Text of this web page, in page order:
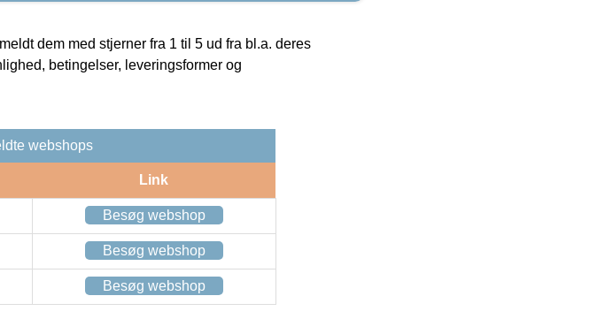
dem med stjerner fra 1 til 5 ud fra bl.a. deres
betingelser, leveringsformer og
webshops
Link
Besøg webshop
Besøg webshop
Besøg webshop